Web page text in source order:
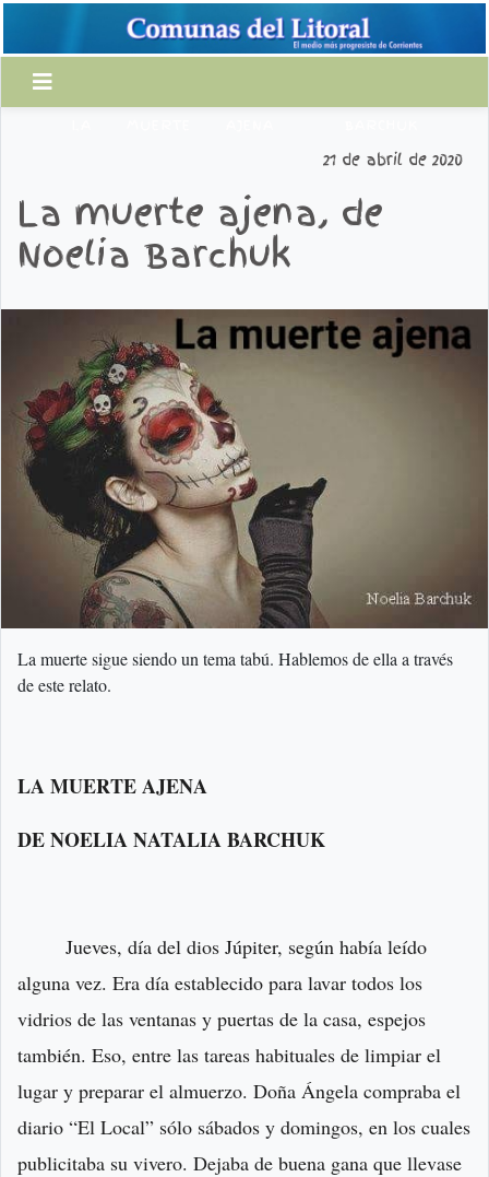
21 de abril de 2020
La muerte ajena, de
Noelia Barchuk
La muerte sigue siendo un tema tabú. Hablemos de ella a través
de este relato.
LA MUERTE AJENA
DE NOELIA NATALIA BARCHUK
Jueves, día del dios Júpiter, según había leído
alguna vez. Era día establecido para lavar todos los
vidrios de las ventanas y puertas de la casa, espejos
también. Eso, entre las tareas habituales de limpiar el
lugar y preparar el almuerzo. Doña Ángela compraba el
diario “El Local” sólo sábados y domingos, en los cuales
publicitaba su vivero. Dejaba de buena gana que llevase